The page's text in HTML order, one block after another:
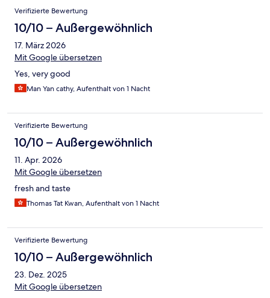
Verifizierte Bewertung
10/10 – Außergewöhnlich
17. März 2026
Mit Google übersetzen
Yes, very good
Man Yan cathy, Aufenthalt von 1 Nacht
Verifizierte Bewertung
10/10 – Außergewöhnlich
11. Apr. 2026
Mit Google übersetzen
fresh and taste
Thomas Tat Kwan, Aufenthalt von 1 Nacht
Verifizierte Bewertung
10/10 – Außergewöhnlich
23. Dez. 2025
Mit Google übersetzen